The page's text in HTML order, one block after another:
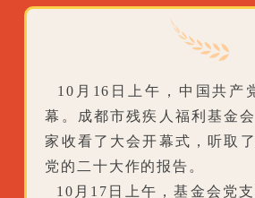
10月16日上午，中国共产
幕。成都市残疾人福利基金
家收看了大会开幕式，听取
党的二十大作的报告。
10月17日上午，基金会党